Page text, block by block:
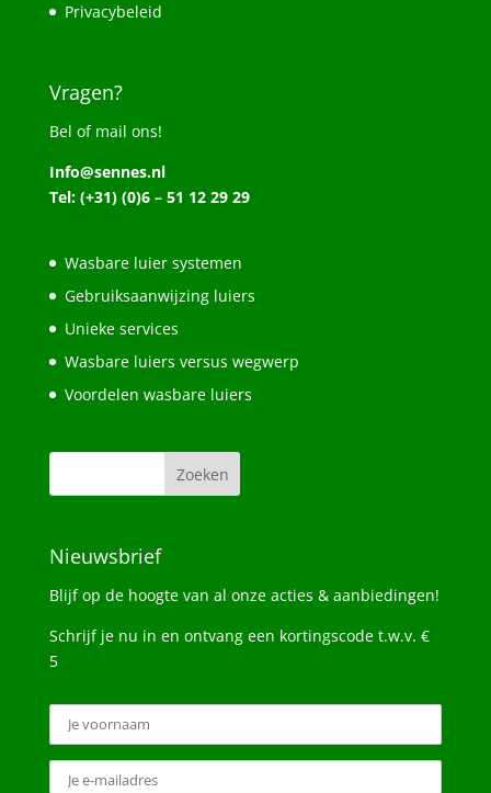
Privacybeleid
Vragen?
Bel of mail ons!
Info@sennes.nl
Tel: (+31) (0)6 – 51 12 29 29
Wasbare luier systemen
Gebruiksaanwijzing luiers
Unieke services
Wasbare luiers versus wegwerp
Voordelen wasbare luiers
Nieuwsbrief
Blijf op de hoogte van al onze acties & aanbiedingen!
Schrijf je nu in en ontvang een kortingscode t.w.v. €
5